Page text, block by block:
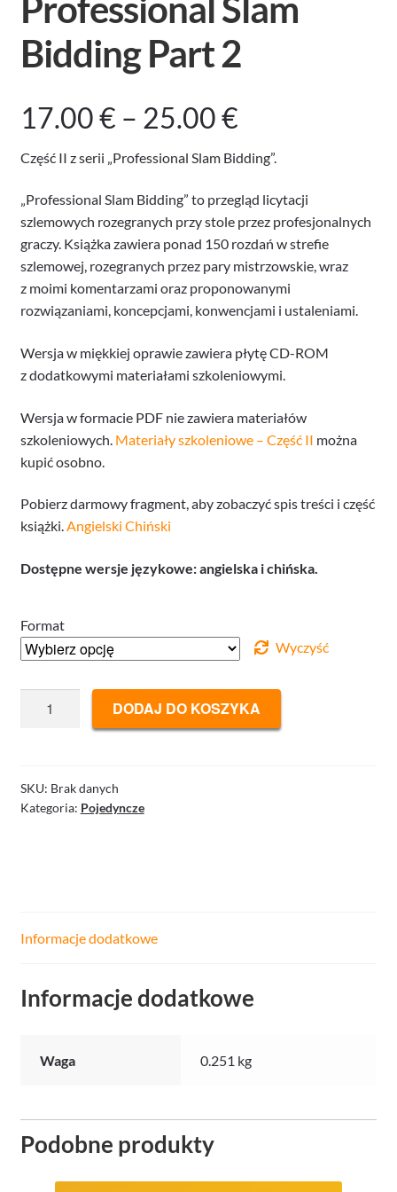
Bidding Part 2
17.00€ – 25.00€Zakres
cen:
od
17.00 €
do
25.00 €
Część II z serii „Professional Slam Bidding”.
„Professional Slam Bidding” to przegląd licytacji
szlemowych rozegranych przy stole przez profesjonalnych
graczy. Książka zawiera ponad 150 rozdań w strefie
szlemowej, rozegranych przez pary mistrzowskie, wraz
z moimi komentarzami oraz proponowanymi
rozwiązaniami, koncepcjami, konwencjami i ustaleniami.
Wersja w miękkiej oprawie zawiera płytę CD-ROM
z dodatkowymi materiałami szkoleniowymi.
Wersja w formacie PDF nie zawiera materiałów
szkoleniowych. Materiały szkoleniowe – Część II można
kupić osobno.
Pobierz darmowy fragment, aby zobaczyć spis treści i część
książki.Angielski Chiński
Dostępne wersje językowe: angielska i chińska.
Format
Wyczyść
Part
2
DODAJ DO KOSZYKA
SKU: Brak danych
Kategoria: Pojedyncze
Informacje dodatkowe
Informacje dodatkowe
Waga 0.251 kg
Podobne produkty